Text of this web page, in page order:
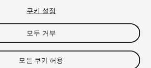
기술 자료
보 개인정보처리방침 쿠키
내 개인정보 판
기본 설정
쿠키 설정
모두 거부
모든 쿠키 허용